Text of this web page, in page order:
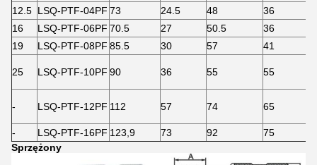
12.5 LSQ-PTF-04PF 73 24.5 48 36
16
LSQ-PTF-06PF 70.5 27 50.5 36
19
LSQ-PTF-08PF 85.5 30 57 41
25 LSQ-PTF-10PF 90 36 55 55
- LSQ-PTF-12PF 112 57 74 65
- LSQ-PTF-16PF 123,9 73 92 75
Sprzężony